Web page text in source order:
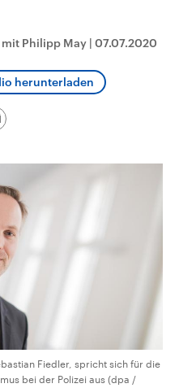
Podcasts
Philipp May | 07.07.2020
herunterladen
Fiedler, spricht sich für die
bei der Polizei aus (dpa /